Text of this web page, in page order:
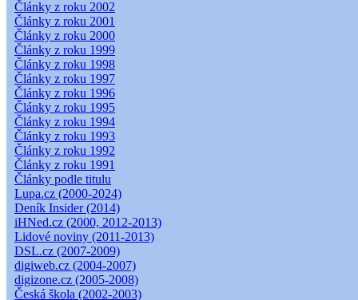
Články z roku 2002
Články z roku 2001
Články z roku 2000
Články z roku 1999
Články z roku 1998
Články z roku 1997
Články z roku 1996
Články z roku 1995
Články z roku 1994
Články z roku 1993
Články z roku 1992
Články z roku 1991
Články podle titulu
Lupa.cz (2000-2024)
Deník Insider (2014)
iHNed.cz (2000, 2012-2013)
Lidové noviny (2011-2013)
DSL.cz (2007-2009)
digiweb.cz (2004-2007)
digizone.cz (2005-2008)
Česká škola (2002-2003)